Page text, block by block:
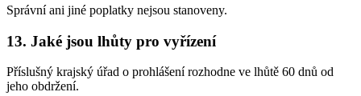
Správní ani jiné poplatky nejsou stanoveny.
13. Jaké jsou lhůty pro vyřízení
Příslušný krajský úřad o prohlášení rozhodne ve lhůtě 60 dnů od
jeho obdržení.